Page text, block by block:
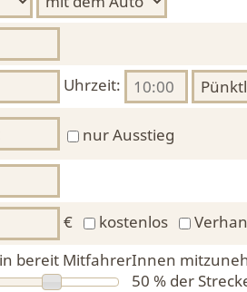
Uhrzeit:
nur Ausstieg
€ kostenlos
bereit MitfahrerInnen
50 % der